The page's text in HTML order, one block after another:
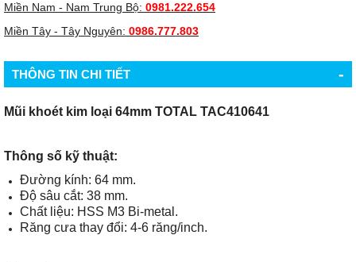
Miền Nam - Nam Trung Bộ: 0981.222.654
Miền Tây - Tây Nguyên: 0986.777.803
THÔNG TIN CHI TIẾT -
Mũi khoét kim loại 64mm TOTAL TAC410641
Thông số kỹ thuật:
Đường kính: 64 mm.
Độ sâu cắt: 38 mm.
Chất liệu: HSS M3 Bi-metal.
Răng cưa thay đổi: 4-6 răng/inch.